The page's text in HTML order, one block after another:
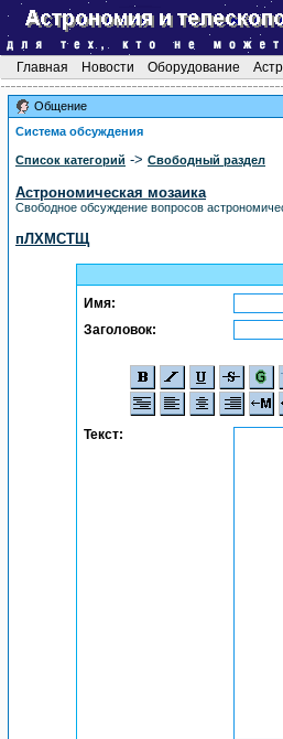
Главная Новости Оборудование
Общение
Система обсуждения
Список категорий -> Свободный раздел
Астрономическая мозаика
Свободное обсуждение вопросов
пЛХМСТЩ
Имя:
Заголовок:
Текст: